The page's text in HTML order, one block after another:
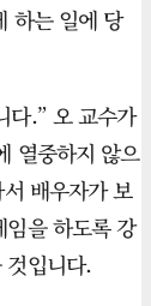
하는 일에 당
다.” 오 교수가
열중하지 않으
서 배우자가 보
임을 하도록 강
것입니다.